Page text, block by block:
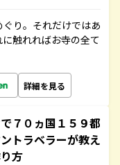
り。それだけではあ
触れればお寺の全て
詳細を見る
７０ヵ国１５９都
トラベラーが教え
方